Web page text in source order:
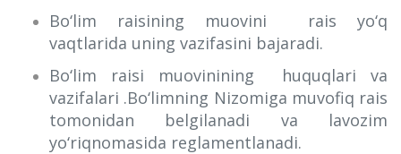
Bo‘lim raisining muovini rais yo‘q
vaqtlarida uning vazifasini bajaradi.
Bo‘lim raisi muovinining huquqlari va
vazifalari .Bo‘limning Nizomiga muvofiq rais
tomonidan belgilanadi va lavozim
yo‘riqnomasida reglamentlanadi.